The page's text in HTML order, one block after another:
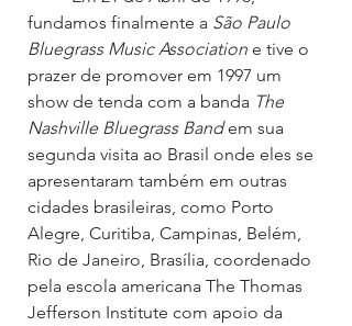
fundamos finalmente a São Paulo
Bluegrass Music Association e tive o
prazer de promover em 1997 um
show de tenda com a banda The
Nashville Bluegrass Band em sua
segunda visita ao Brasil onde eles se
apresentaram também em outras
cidades brasileiras, como Porto
Alegre, Curitiba, Campinas, Belém,
Rio de Janeiro, Brasília, coordenado
pela escola americana The Thomas
Jefferson Institute com apoio da